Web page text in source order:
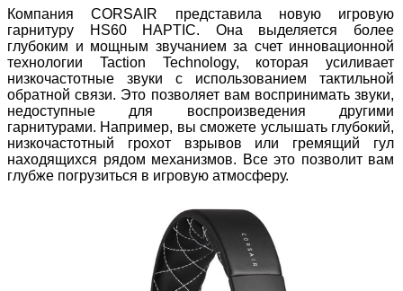
Компания CORSAIR представила новую игровую
гарнитуру HS60 HAPTIC. Она выделяется более
глубоким и мощным звучанием за счет инновационной
технологии Taction Technology, которая усиливает
низкочастотные звуки с использованием тактильной
обратной связи. Это позволяет вам воспринимать звуки,
недоступные для воспроизведения другими
гарнитурами. Например, вы сможете услышать глубокий,
низкочастотный грохот взрывов или гремящий гул
находящихся рядом механизмов. Все это позволит вам
глубже погрузиться в игровую атмосферу.